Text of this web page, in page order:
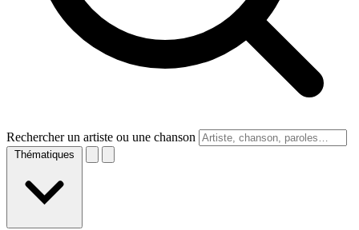
Rechercher un artiste ou une chanson
Thématiques